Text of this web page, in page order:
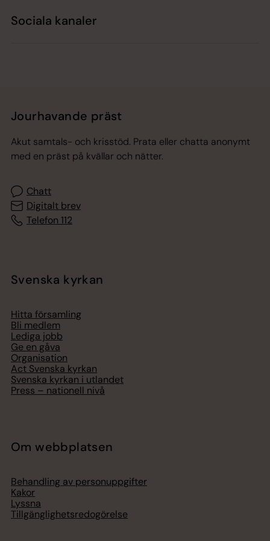
Sociala kanaler
Jourhavande präst
Akut samtals- och krisstöd. Prata eller chatta anonymt
med en präst på kvällar och nätter.
Chatt
Digitalt brev
Telefon 112
Svenska kyrkan
Hitta församling
Bli medlem
Lediga jobb
Ge en gåva
Organisation
Act Svenska kyrkan
Svenska kyrkan i utlandet
Press – nationell nivå
Om webbplatsen
Behandling av personuppgifter
Kakor
Lyssna
Tillgänglighetsredogörelse